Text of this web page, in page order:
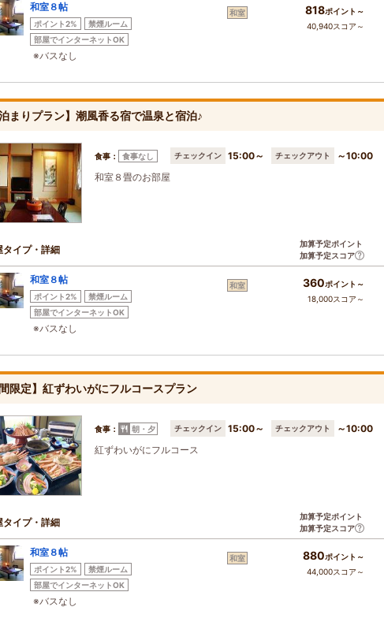
和室８帖
ポイント2%
禁煙ルーム
部屋でインターネットOK
※バスなし
和室 818ポイント～
40,940スコア～
まりプラン】潮風香る宿で温泉と宿泊♪
食事： 食事なし チェックイン 15:00～ チェックアウト
～10:00
和室８畳のお部屋
タイプ・詳細
加算予定ポイント
加算予定スコア
和室８帖
ポイント2%
禁煙ルーム
部屋でインターネットOK
※バスなし
和室 360ポイント～
18,000スコア～
限定】紅ずわいがにフルコースプラン
食事： 朝・夕 チェックイン 15:00～ チェックアウト
～10:00
紅ずわいがにフルコース
タイプ・詳細
加算予定ポイント
加算予定スコア
和室８帖
ポイント2%
禁煙ルーム
部屋でインターネットOK
※バスなし
和室 880ポイント～
44,000スコア～